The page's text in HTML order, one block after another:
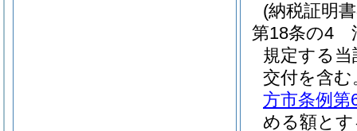
(納税証明
第18条の4
規定する
交付を含む
方市条例第
める額と